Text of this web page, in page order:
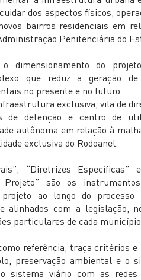
dos aspectos físicos,
bairros residenciais em
Penitenciária do
dimensionamento do
que reduz a geração de
no presente e no futuro.
exclusiva, vila de
de detenção e centro de
autônoma em relação à
exclusiva do Rodoanel.
“Diretrizes Específicas”
Projeto” são os
ao longo do processo
alinhados com a legislação,
particulares de cada
referência, traça critérios
preservação ambiental e o
sistema viário com as